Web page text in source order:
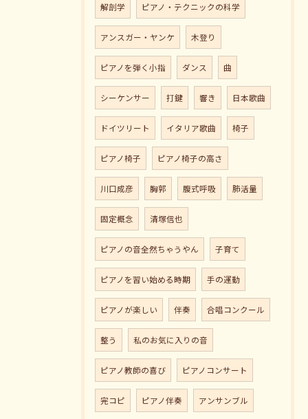
解剖学 ピアノ・テクニックの科学
アンスガー・ヤンケ 木登り
ピアノを弾く小指 ダンス 曲
シーケンサー 打鍵 響き 日本歌曲
ドイツリート イタリア歌曲 椅子
ピアノ椅子 ピアノ椅子の高さ
川口成彦 胸郭 腹式呼吸 肺活量
固定概念 清塚信也
ピアノの音全然ちゃうやん 子育て
ピアノを習い始める時期 手の運動
ピアノが楽しい 伴奏 合唱コンクール
整う 私のお気に入りの音
ピアノ教師の喜び ピアノコンサート
完コピ ピアノ伴奏 アンサンブル